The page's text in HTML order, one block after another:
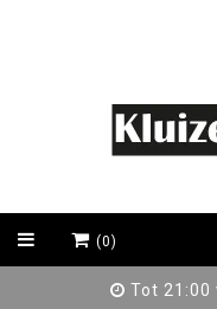
(0)
(werkdagen)